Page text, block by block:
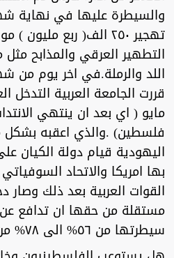
والسيطرة عليها في نهاية
تهجير ٢٥٠ الف( ربع
التطهير العرقي والمذابح
مايو ( اي بعد ان ينتهي
فلسطين) .والذي اعقبه بشكل
اليهودية قيام دولة الكيان
بها امريكا والاتحاد
القوات العربية بعد ذلك وصار
مستقلة من حقها ان تدافع
سيطرتها من ٥٦% الى ٧٨% من مساحة فلسطين.